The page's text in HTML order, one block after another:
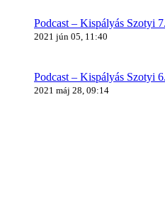
Podcast – Kispályás Szotyi
2021 jún 05, 11:40
Podcast – Kispályás Szotyi
2021 máj 28, 09:14